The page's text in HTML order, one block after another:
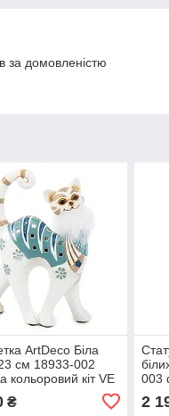
за домовленістю
ArtDeco Біла
см 18933-002
кольоровий кіт VE
₴
003
2